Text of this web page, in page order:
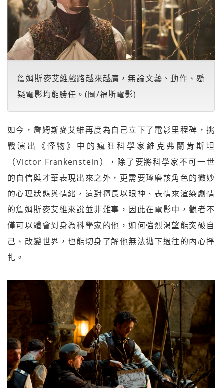
詹姆斯麥艾維戲路越來越廣，無論文藝、動作、懸
疑電影均能勝任。(圖/福斯電影)
如今，詹姆斯麥艾維再度為自己立下了電影里程碑，挑
戰演出《怪物》中的瘋狂科學家維克弗蘭肯斯坦
（Victor Frankenstein），除了要將科學家不可一世
的自信與才華表現出來之外，更需要琢磨該角色的微妙
的心理狀態與情緒，這對擅長以眼神、表情來渲染劇情
的詹姆斯麥艾維來說並非難事，因此在電影中，觀者不
僅可以體會到身為科學家的他，如何強烈渴望能突破自
己、改變世界，也能切身了解他無法拋下過往的內心掙
扎。